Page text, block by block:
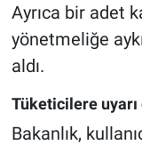
Ayrıca bir adet
yönetmeliğe
aldı.
Tüketicilere uyarı
Bakanlık,